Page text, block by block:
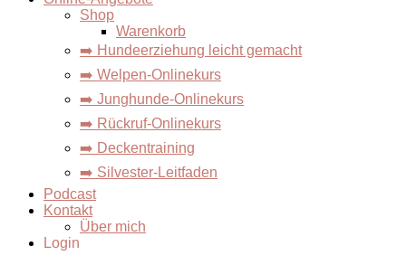
Shop
Warenkorb
➡️ Hundeerziehung leicht gemacht
➡️ Welpen-Onlinekurs
➡️ Junghunde-Onlinekurs
➡️ Rückruf-Onlinekurs
➡️ Deckentraining
➡️ Silvester-Leitfaden
Podcast
Kontakt
Über mich
Login